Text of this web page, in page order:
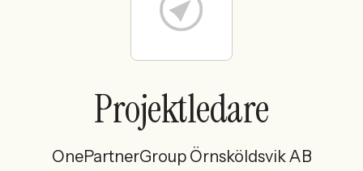
Sök med AI
Ny här? Skapa konto
Projektledare
OnePartnerGroup Örnsköldsvik AB